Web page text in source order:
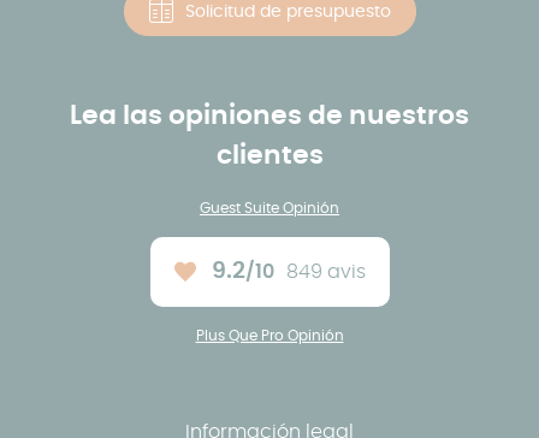
Solicitud de presupuesto
Lea las opiniones de nuestros
clientes
Guest Suite Opinión
Note moyenne :
9.2/10 849 avis
Plus Que Pro Opinión
Información legal